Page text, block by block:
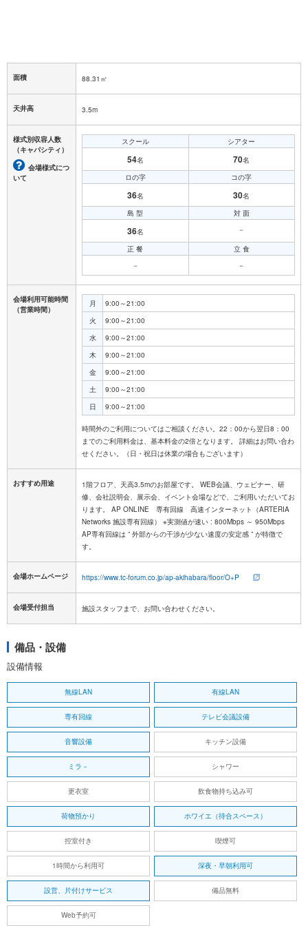
面積 88.31㎡
天井高 3.5m
様式別収容人数
（キャパシティ）
会場様式につ
いて
スクール
54名
シアター
70名
ロの字
36名
コの字
30名
島 型
36名
対 面
－
正 餐
－
立 食
－
会場利用可能時間
（営業時間）
月
9:00～21:00
火
9:00～21:00
水
9:00～21:00
木
9:00～21:00
金
9:00～21:00
土
9:00～21:00
日
9:00～21:00
時間外のご利用についてはご相談ください。22：00から翌日8：00
までのご利用料金は、基本料金の2倍となります。 詳細はお問い合わ
おすすめ用途
1階フロア、天高3.5mのお部屋です。 WEB会議、ウェビナー、研
修、会社説明会、展示会、イベント会場などで、ご利用いただいてお
ります。 AP ONLINE 専有回線 高速インターネット（ARTERIA
Networks 施設専有回線） ※実測値が速い : 800Mbps ～ 950Mbps
AP専有回線は ” 外部からの干渉が少ない速度の安定感 ” が特徴で
す。
会場ホームページ https://www.tc-forum.co.jp/ap-akihabara/floor/O+P
会場受付担当 施設スタッフまで、お問い合わせください。
備品・設備
設備情報
無線LAN 有線LAN
専有回線 テレビ会議設備
音響設備 キッチン設備
ミラ－ シャワー
更衣室 飲食物持ち込み可
荷物預かり ホワイエ（待合スペース）
控室付き 喫煙可
1時間から利用可 深夜・早朝利用可
設営、片付けサービス 備品無料
Web予約可